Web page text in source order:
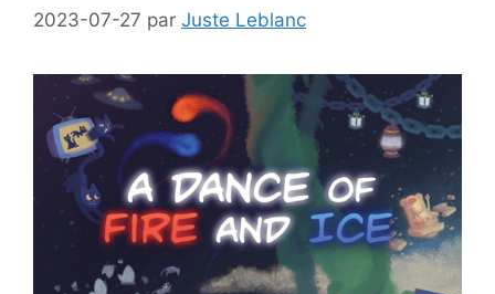
2023-07-27 par Juste Leblanc